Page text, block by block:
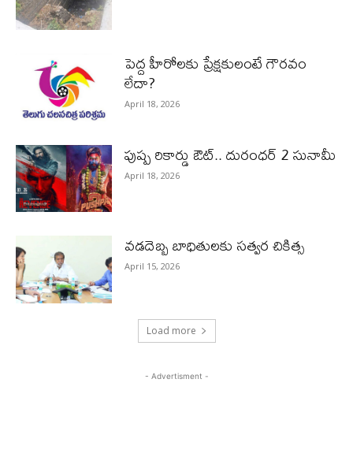
పెద్ద హీరోల‌కు ప్రేక్ష‌కులంటే గౌర‌వం
లేదా?
April 18, 2026
పుష్ప రికార్డు ఔట్‌.. దురంధ‌ర్ 2 సునామీ
April 18, 2026
వడదెబ్బ బాధితులకు సత్వర చికిత్స
April 15, 2026
Load more
- Advertisment -